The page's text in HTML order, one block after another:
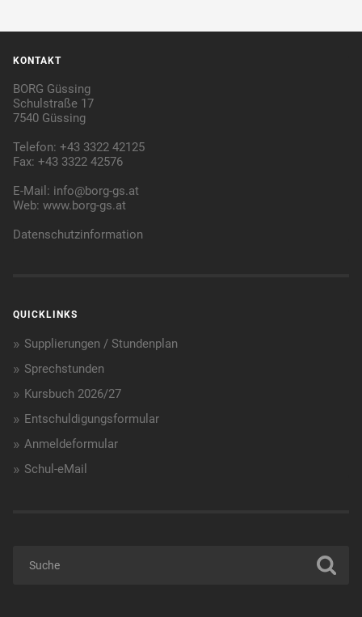
KONTAKT
BORG Güssing
Schulstraße 17
7540 Güssing
Telefon: +43 3322 42125
Fax: +43 3322 42576
E-Mail: info@borg-gs.at
Web:www.borg-gs.at
Datenschutzinformation
QUICKLINKS
Supplierungen / Stundenplan
Sprechstunden
Kursbuch 2026/27
Entschuldigungsformular
Anmeldeformular
Schul-eMail